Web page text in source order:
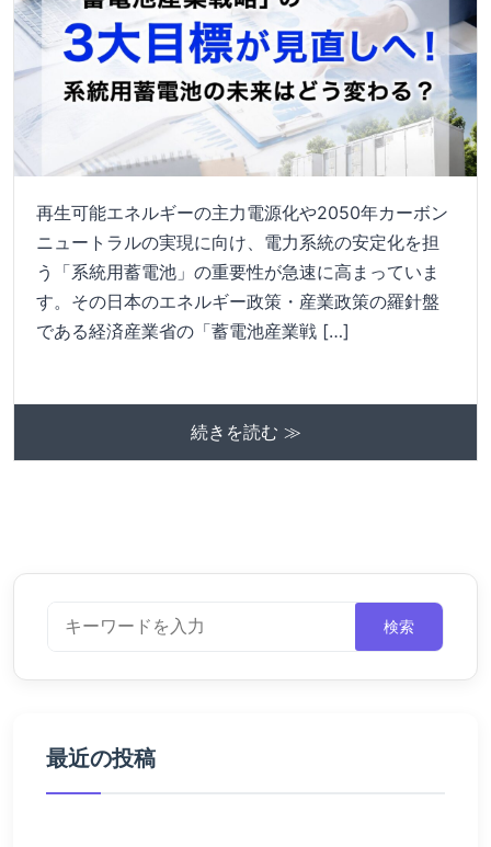
再生可能エネルギーの主力電源化や2050年カーボン
ニュートラルの実現に向け、電力系統の安定化を担
う「系統用蓄電池」の重要性が急速に高まっていま
す。その日本のエネルギー政策・産業政策の羅針盤
である経済産業省の「蓄電池産業戦 […]
続きを読む ≫
検索
最近の投稿